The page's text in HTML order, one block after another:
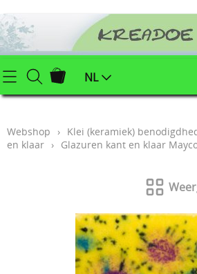
Startpagina
Klei (keramiek) benodigdheden
Juwelenonderdelen
Powertex (textielverharder)
Info
Mijn account
NL
Webshop › Klei (keramiek)
en klaar › Glazuren kant en klaar